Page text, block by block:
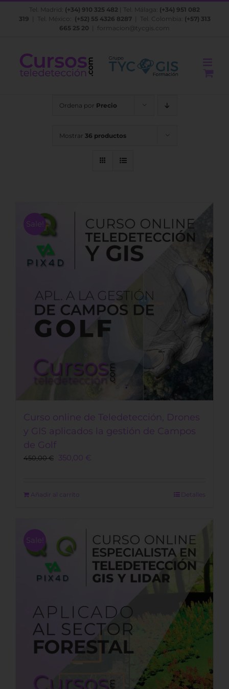
Saltar
Tel. Madrid: (+34) 910 325 482 | Tel. Málaga: (+34) 951 082
319 | Tel. México: (+52) 55 4326 8287| Tel. Colombia: (+57) 313
665 25 20
formacion@tycgis.com
Ordena por Precio
Mostrar 36 productos
Sale!
Curso online de Teledetección, Drones
y GIS aplicados la gestión de Campos
de Golf
450,00€
Original
450,00 €.
350,00 €
Añadir al carrito Detalles
Sale!